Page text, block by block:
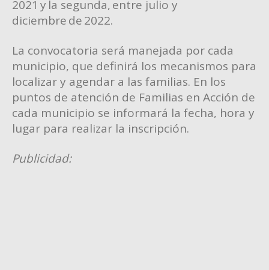
2021 y la segunda, entre julio y
diciembre de 2022.
La convocatoria será manejada por cada
municipio, que definirá los mecanismos para
localizar y agendar a las familias. En los
puntos de atención de Familias en Acción de
cada municipio se informará la fecha, hora y
lugar para realizar la inscripción.
Publicidad: